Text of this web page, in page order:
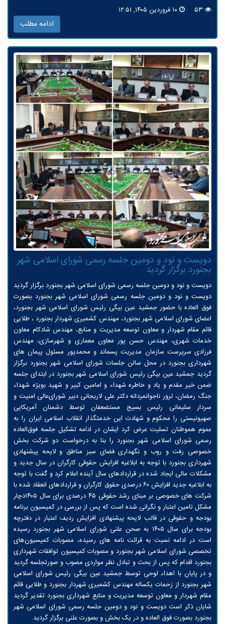
ادامه مطلب
دویست و نود و دومین جلسه رسمی شورای اسلامی شهر
بجنورد برگزار گردید
دویست و نود و دومین جلسه رسمی شورای اسلامی شهر بجنورد برگزار گردید
دویست و نود و دومین جلسه رسمی شورای اسلامی شهر بجنورد بصورت
فوق العاده با حضور جمشید عین بیگی رئیس شورای اسلامی شهر بجنورد،
اعضای شورای اسلامی شهر بجنورد، مهندس کشمیری شهردار بجنورد ، طلایی
قائم مقام شهردار و معاون توسعه مدیریت و منابع، مهندس شادکام معاون
خدمات شهری، مهندس حسن پور معاون معماری و شهرسازی، مهندس
فرزادی سرپرست سازمان مدیریت پسماند و محمدپور مسئول پیمان های
شهرداری بجنورد در محل سالن جلسات شورای اسلامی شهر بجنورد برگزار
گردید جمشید عین بیگی رئیس شورای اسلامی شهر بجنورد در ابتدای جلسه
ضمن خیر مقدم و یاد و خاطره شهداء و امامین کبیر و شهید بویژه شهداء
جنگ رمضان، ترور ناجوانمردانه دکتر علی لاريجانی دبیر شورای‌عالی امنیت و
سردار سلیمانی رئیس بسیج مستضعفان توسط دشمنان آمریکایی
صهیونیستی را محکوم و شهادت این خدمتگذار انقلاب اسلامی ایران را به
عموم هموطنان تسلیت عرض کرد ایشان در ادامه تشکیل جلسه فوق‌العاده
رسمی شورای اسلامی شهر بجنورد را بنا به درخواست دو شرکت بخش
خصوصی رفت و روب و نگهداری فضای سبز مناطق و لایحه پیشنهادی
شهرداری بجنورد با توجه به ابلاغیه افزایش حقوقی کارگران در سال جدید و
مشکلات مالی ایجاد شده در قراردادهای سال آینده اعلام کرد و گفت با توجه
به ابلاغیه جدید افزایش ۶۰ درصدی حقوق کارگران و قراردادهای انعقاد شده با
شرکت های خصوصی بر مبنای رشد حقوقی ۴۵ درصدی برای سال ۱۴۰۵دچار
مشکل تامین اعتبار و نگرانی شده است که پس از بررسی در کمیسیون برنامه
بودجه و حقوقی در قالب لایحه پیشنهادی افزایش ردیف اعتبار در دفترچه
بودجه برای سال ۱۴۰۵ به صحن علنی شورای اسلامی شهر بجنورد رسیده
است در ادامه نسبت به قرائت نامه های رسیده، مصوبات کمیسیون‌های
تخصصی شورای اسلامی شهر بجنورد و مصوبات کمیسیون توافقات شهرداری
بجنورد اقدام که پس از بحث و تبادل نظر مواردی مصوب و صورتجلسه گردید
و در پایان با اهداء لوحی توسط جمشید عین بیگی رئیس شورای اسلامی
شهر بجنورد از زحمات یکساله مهندس کشمیری شهردار بجنورد و طلایی قائم
مقام شهردار و معاون توسعه مدیریت و منابع شهرداری بجنورد تقدیر گردید
شایان ذکر است دویست و نود و دومین جلسه رسمی شورای اسلامی شهر
بجنورد بصورت فوق العاده و در یک بخش و بصورت علنی برگزار گردید.